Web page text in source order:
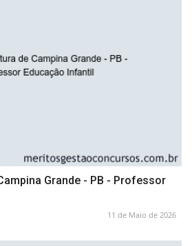
Grande - PB - Professor
11 de Maio de 2026